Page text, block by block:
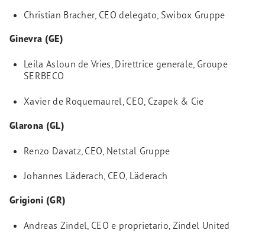
Christian Bracher, CEO delegato, Swibox Gruppe
Ginevra (GE)
Leila Asloun de Vries, Direttrice generale, Groupe
SERBECO
Xavier de Roquemaurel, CEO, Czapek & Cie
Glarona (GL)
Renzo Davatz, CEO, Netstal Gruppe
Johannes Läderach, CEO, Läderach
Grigioni (GR)
Andreas Zindel, CEO e proprietario, Zindel United